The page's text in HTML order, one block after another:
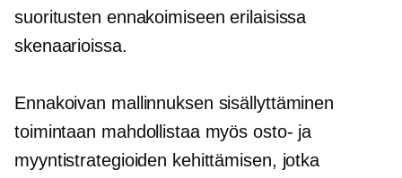
suoritusten ennakoimiseen erilaisissa
skenaarioissa.
Ennakoivan mallinnuksen sisällyttäminen
toimintaan mahdollistaa myös osto- ja
myyntistrategioiden kehittämisen, jotka